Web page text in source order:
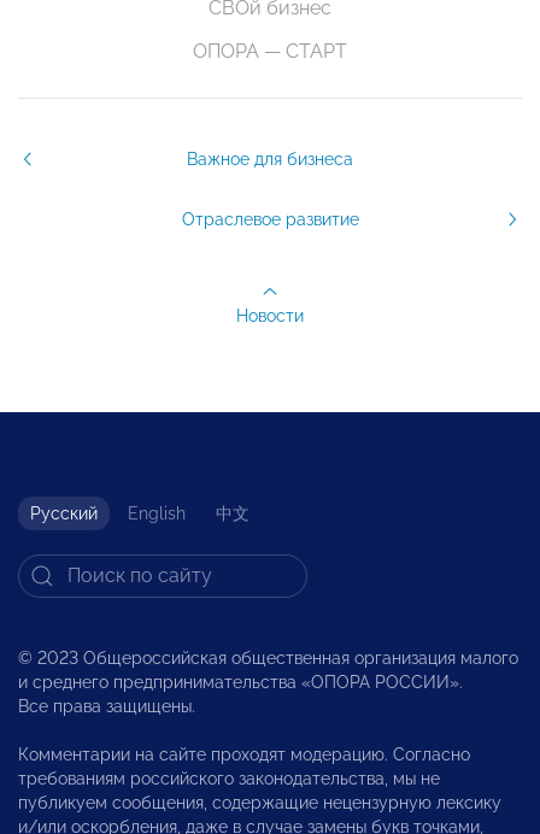
СВОй бизнес
ОПОРА — СТАРТ
Важное для бизнеса
Отраслевое развитие
Новости
Русский English 中文
© 2023 Общероссийская общественная организация малого
и среднего предпринимательства «ОПОРА РОССИИ».
Все права защищены.
Комментарии на сайте проходят модерацию. Согласно
требованиям российского законодательства, мы не
публикуем сообщения, содержащие нецензурную лексику
и/или оскорбления, даже в случае замены букв точками,